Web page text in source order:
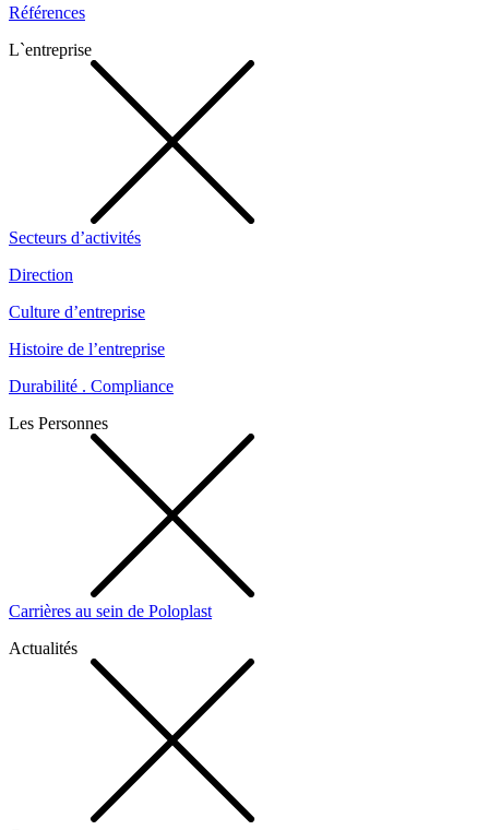
Références
L`entreprise
Secteurs d’activités
Direction
Culture d’entreprise
Histoire de l’entreprise
Durabilité . Compliance
Les Personnes
Carrières au sein de Poloplast
Actualités